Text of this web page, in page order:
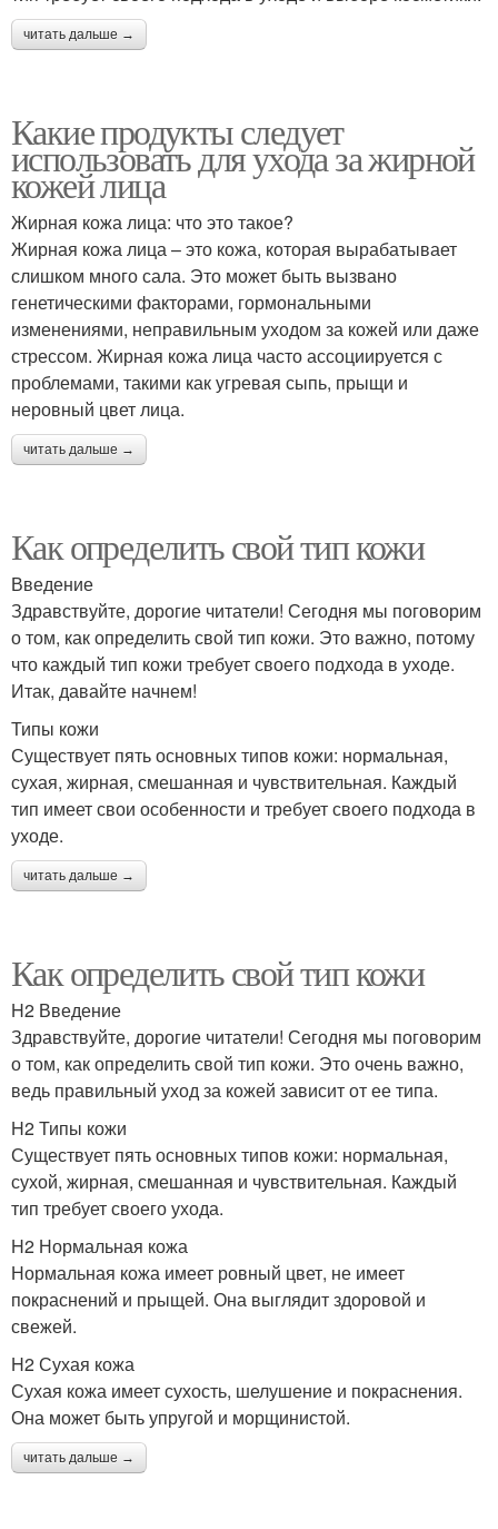
читать дальше →
Какие продукты следует
использовать для ухода за жирной
кожей лица
Жирная кожа лица: что это такое?
Жирная кожа лица – это кожа, которая вырабатывает
слишком много сала. Это может быть вызвано
генетическими факторами, гормональными
изменениями, неправильным уходом за кожей или даже
стрессом. Жирная кожа лица часто ассоциируется с
проблемами, такими как угревая сыпь, прыщи и
неровный цвет лица.
читать дальше →
Как определить свой тип кожи
Введение
Здравствуйте, дорогие читатели! Сегодня мы поговорим
о том, как определить свой тип кожи. Это важно, потому
что каждый тип кожи требует своего подхода в уходе.
Итак, давайте начнем!
Типы кожи
Существует пять основных типов кожи: нормальная,
сухая, жирная, смешанная и чувствительная. Каждый
тип имеет свои особенности и требует своего подхода в
уходе.
читать дальше →
Как определить свой тип кожи
H2 Введение
Здравствуйте, дорогие читатели! Сегодня мы поговорим
о том, как определить свой тип кожи. Это очень важно,
ведь правильный уход за кожей зависит от ее типа.
H2 Типы кожи
Существует пять основных типов кожи: нормальная,
сухой, жирная, смешанная и чувствительная. Каждый
тип требует своего ухода.
H2 Нормальная кожа
Нормальная кожа имеет ровный цвет, не имеет
покраснений и прыщей. Она выглядит здоровой и
свежей.
H2 Сухая кожа
Сухая кожа имеет сухость, шелушение и покраснения.
Она может быть упругой и морщинистой.
читать дальше →